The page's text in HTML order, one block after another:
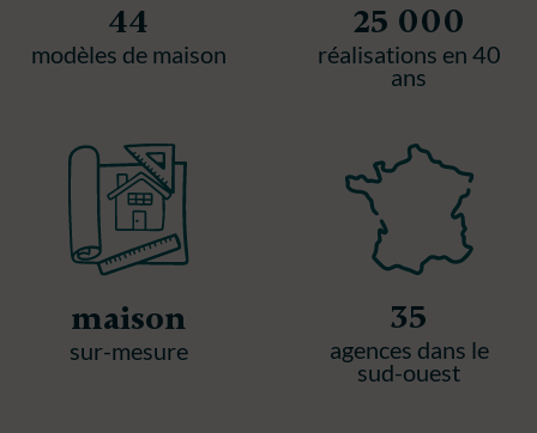
44
modèles de maison
25 000
réalisations en 40
ans
maison
sur-mesure
35
agences dans le
sud-ouest